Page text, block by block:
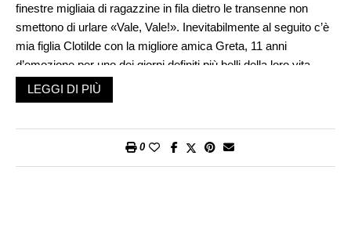
finestre migliaia di ragazzine in fila dietro le transenne non
smettono di urlare «Vale, Vale!». Inevitabilmente al seguito c’è
mia figlia Clotilde con la migliore amica Greta, 11 anni
d’emozione per uno dei giorni definiti più belli della loro vita
(meglio non farsi troppe domande). Pantaloni bordeaux a
zampa, top bianco che lascia scoperta la pancia, viso con il
interrompe più volte l’intervista perché dall’emozione non
LEGGI DI PIÙ
0